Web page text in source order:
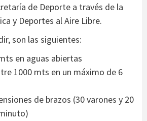
de Deporte a través de la
y Deportes al Aire Libre.
son las siguientes:
en aguas abiertas
1000 mts en un máximo de 6
de brazos (30 varones y 20